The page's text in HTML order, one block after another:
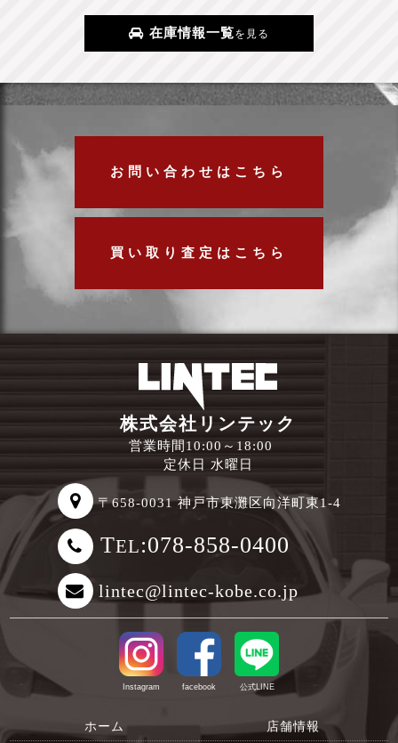
在庫情報一覧を見る
お問い合わせはこちら
買い取り査定はこちら
株式会社リンテック
営業時間10:00～18:00
定休日 水曜日
〒658-0031 神戸市東灘区向洋町東1-4
TEL:078-858-0400
lintec@lintec-kobe.co.jp
Instagram facebook 公式LINE
ホーム 店舗情報